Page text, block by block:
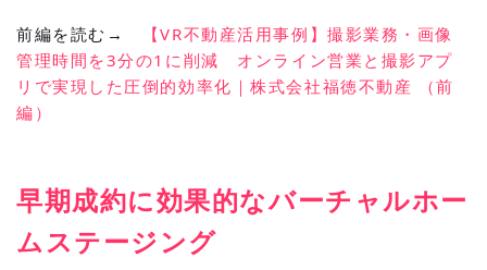
前編を読む→
【VR不動産活用事例】撮影業務・画像
管理時間を3分の1に削減 オンライン営業と撮影アプ
リで実現した圧倒的効率化｜株式会社福徳不動産 （前
編）
早期成約に効果的なバーチャルホー
ムステージング